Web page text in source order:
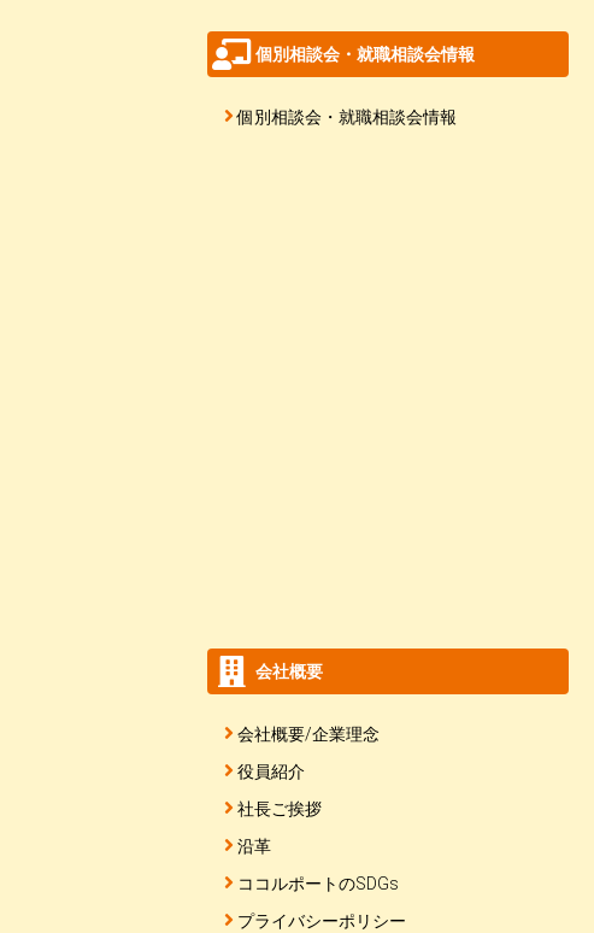
個別相談会・就職相談会情報
個別相談会・就職相談会情報
会社概要
会社概要/企業理念
役員紹介
社長ご挨拶
沿革
ココルポートのSDGs
プライバシーポリシー